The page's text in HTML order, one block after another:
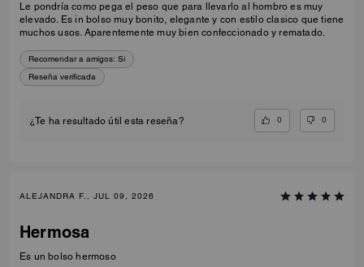
Le pondría como pega el peso que para llevarlo al hombro es muy
elevado. Es in bolso muy bonito, elegante y con estilo clasico que tiene
muchos usos. Aparentemente muy bien confeccionado y rematado.
Recomendar a amigos: Sí
Reseña verificada
¿Te ha resultado útil esta reseña? 0 0
ALEJANDRA F., JUL 09, 2026
Hermosa
Es un bolso hermoso